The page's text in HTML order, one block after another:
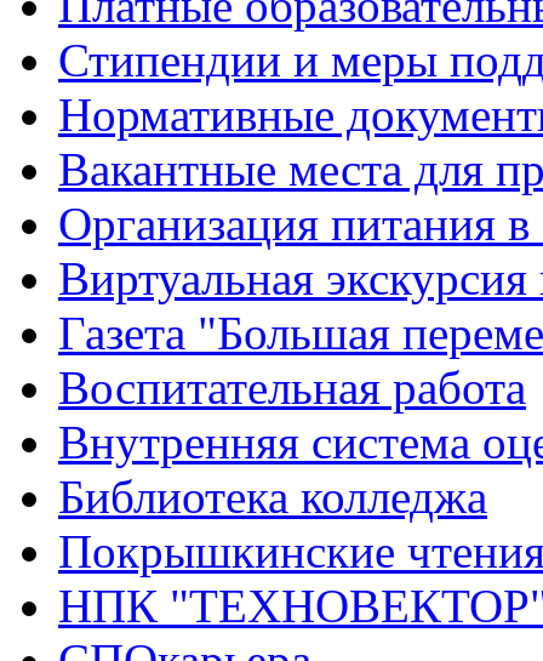
Стипендии и меры
Нормативные
Вакантные места для
Организация питания в
Виртуальная
Газета "Большая
Воспитательная работа
Внутренняя система
Библиотека колледжа
Покрышкинские
НПК